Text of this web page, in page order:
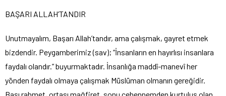
BAŞARI ALLAH’TANDIR
Unutmayalım, Başarı Allah’tandır, ama çalışmak, gayret etmek
bizdendir. Peygamberimiz (sav); “İnsanların en hayırlısı insanlara
faydalı olandır.” buyurmaktadır. İnsanlığa maddî-manevî her
yönden faydalı olmaya çalışmak Müslüman olmanın gereğidir.